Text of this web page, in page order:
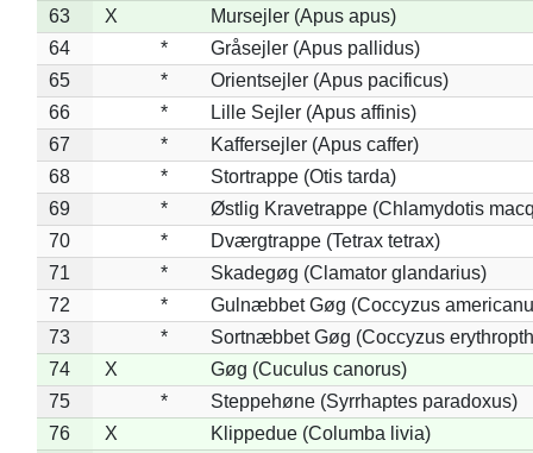
63
X
Mursejler (Apus apus)
64
*
Gråsejler (Apus pallidus)
65
*
Orientsejler (Apus pacificus)
66
*
Lille Sejler (Apus affinis)
67
*
Kaffersejler (Apus caffer)
68
*
Stortrappe (Otis tarda)
69
*
Østlig Kravetrappe (Chlamydotis
70
*
Dværgtrappe (Tetrax tetrax)
71
*
Skadegøg (Clamator glandarius)
72
*
Gulnæbbet Gøg (Coccyzus
73
*
Sortnæbbet Gøg (Coccyzus
74
X
Gøg (Cuculus canorus)
75
*
Steppehøne (Syrrhaptes paradoxus)
76
X
Klippedue (Columba livia)